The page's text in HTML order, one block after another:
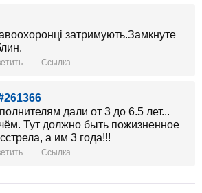
затримують.Замкнуте
Ссылка
дали от 3 до 6.5 лет...
Тут должно быть пожизненное
а им 3 года!!!
Ссылка